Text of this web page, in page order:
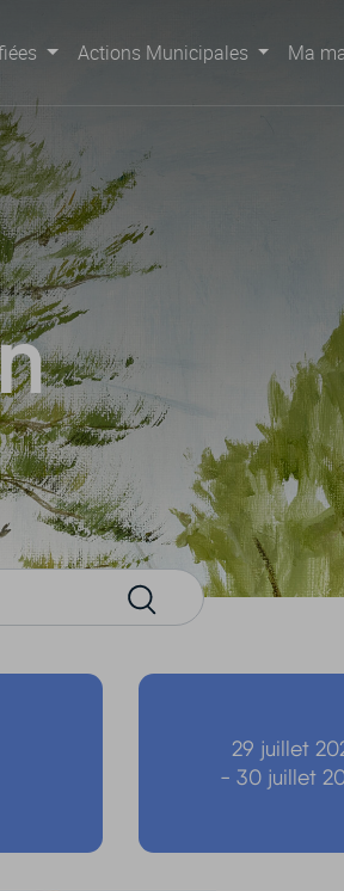
Actions Municipales Ma
29 juillet
- 30 juillet